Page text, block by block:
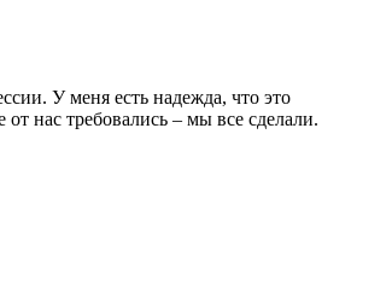
У меня есть надежда, что это
нас требовались – мы все сделали.